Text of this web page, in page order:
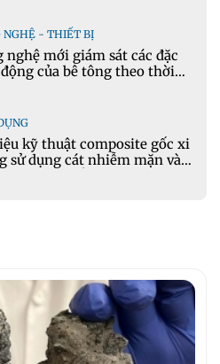
NGHỆ - THIẾT BỊ
nghệ mới giám sát các đặc
của bê tông theo thời
kỹ thuật composite gốc xi
sử dụng cát nhiễm mặn và